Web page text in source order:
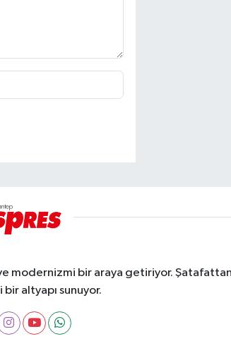
bir araya getiriyor. Şatafattan
altyapı sunuyor.